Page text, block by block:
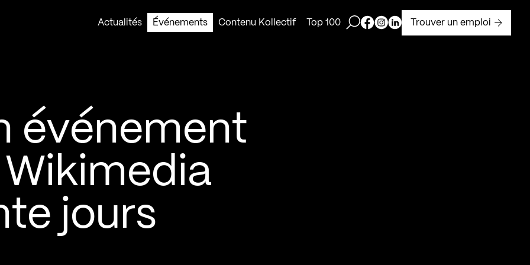
Actualités
Événements Contenu Kollectif Top 100 Ouvrir la barre de recherche
Page Facebook de Kollectif
Page Instagram de Kollectif
Page Linkedin de Kollectif
Trouver un emploi
événement
Wikimedia
jours